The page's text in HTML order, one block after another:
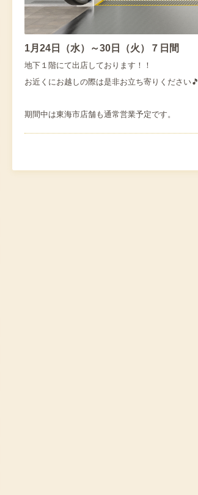
1月24日（水）～30日（火）７日間
地下１階にて出店しております！！
お近くにお越しの際は是非お立ち寄りください🎵
期間中は東海市店舗も通常営業予定です。